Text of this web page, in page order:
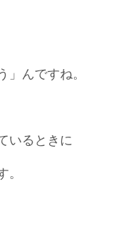
」んですね。
いるときに
。